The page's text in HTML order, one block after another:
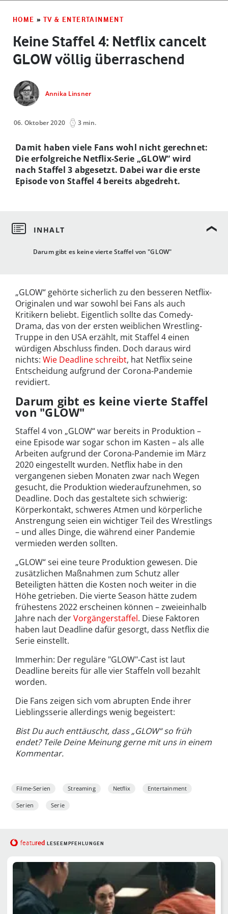
HOME » TV & ENTERTAINMENT
Keine Staffel 4: Netflix cancelt
GLOW völlig überraschend
Annika Linsner
06. Oktober 2020 3 min.
Darum gibt es keine vierte Staffel von "GLOW"
Damit haben viele Fans wohl nicht gerechnet:
Die erfolgreiche Netflix-Serie „GLOW“ wird
nach Staffel 3 abgesetzt. Dabei war die erste
Episode von Staffel 4 bereits abgedreht.
„GLOW“ gehörte sicherlich zu den besseren Netflix-
Originalen und war sowohl bei Fans als auch
Kritikern beliebt. Eigentlich sollte das Comedy-
Drama, das von der ersten weiblichen Wrestling-
Truppe in den USA erzählt, mit Staffel 4 einen
würdigen Abschluss finden. Doch daraus wird
nichts: Wie Deadline schreibt, hat Netflix seine
Entscheidung aufgrund der Corona-Pandemie
revidiert.
Darum gibt es keine vierte Staffel
von "GLOW"
Staffel 4 von „GLOW“ war bereits in Produktion –
eine Episode war sogar schon im Kasten – als alle
Arbeiten aufgrund der Corona-Pandemie im März
2020 eingestellt wurden. Netflix habe in den
vergangenen sieben Monaten zwar nach Wegen
gesucht, die Produktion wiederaufzunehmen, so
Deadline. Doch das gestaltete sich schwierig:
Körperkontakt, schweres Atmen und körperliche
Anstrengung seien ein wichtiger Teil des Wrestlings
– und alles Dinge, die während einer Pandemie
vermieden werden sollten.
„GLOW“ sei eine teure Produktion gewesen. Die
zusätzlichen Maßnahmen zum Schutz aller
Beteiligten hätten die Kosten noch weiter in die
Höhe getrieben. Die vierte Season hätte zudem
frühestens 2022 erscheinen können – zweieinhalb
Jahre nach derVorgängerstaffel. Diese Faktoren
haben laut Deadline dafür gesorgt, dass Netflix die
Serie einstellt.
Immerhin: Der reguläre "GLOW"-Cast ist laut
Deadline bereits für alle vier Staffeln voll bezahlt
worden.
Die Fans zeigen sich vom abrupten Ende ihrer
Lieblingsserie allerdings wenig begeistert:
Bist Du auch enttäuscht, dass „GLOW“ so früh
endet? Teile Deine Meinung gerne mit uns in einem
Kommentar.
Filme-Serien Streaming Netflix Entertainment
Serien Serie
featured LESEEMPFEHLUNGEN